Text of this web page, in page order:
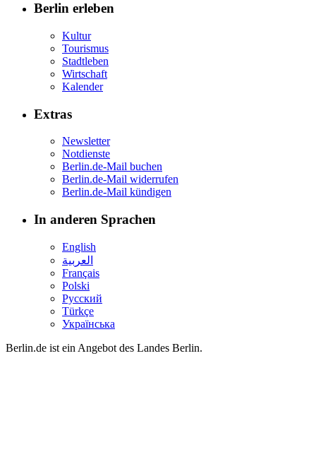
Berlin erleben
Kultur
Tourismus
Stadtleben
Wirtschaft
Kalender
Extras
Newsletter
Notdienste
Berlin.de-Mail buchen
Berlin.de-Mail widerrufen
Berlin.de-Mail kündigen
In anderen Sprachen
English
العربية
Français
Polski
Русский
Türkçe
Українська
Berlin.de ist ein Angebot des Landes Berlin.